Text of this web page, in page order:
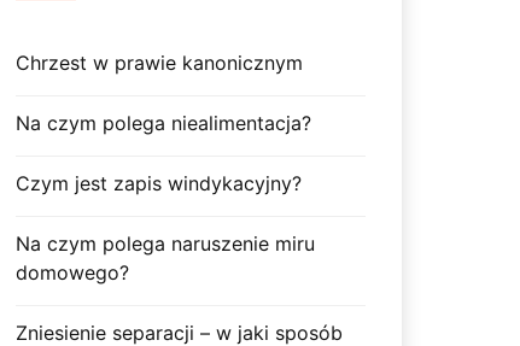
Chrzest w prawie kanonicznym
Na czym polega niealimentacja?
Czym jest zapis windykacyjny?
Na czym polega naruszenie miru
domowego?
Zniesienie separacji – w jaki sposób